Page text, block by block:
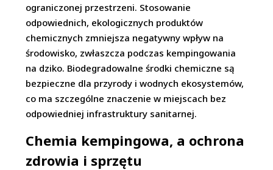
ograniczonej przestrzeni. Stosowanie
odpowiednich, ekologicznych produktów
chemicznych zmniejsza negatywny wpływ na
środowisko, zwłaszcza podczas kempingowania
na dziko. Biodegradowalne środki chemiczne są
bezpieczne dla przyrody i wodnych ekosystemów,
co ma szczególne znaczenie w miejscach bez
odpowiedniej infrastruktury sanitarnej.
Chemia kempingowa, a ochrona
zdrowia i sprzętu